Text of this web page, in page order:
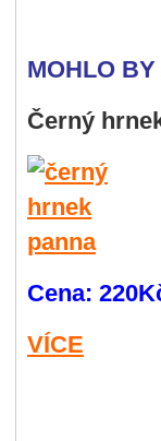
MOHLO
Černý
Cena:
VÍCE